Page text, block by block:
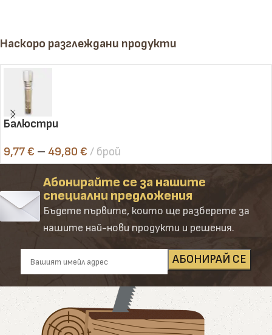
Наскоро разглеждани продукти
Балюстри
9,77€ – 49,80 € брой
Абонирайте се за нашите
специални предложения
Бъдете първите, които ще разберете за
нашите най-нови продукти и решения.